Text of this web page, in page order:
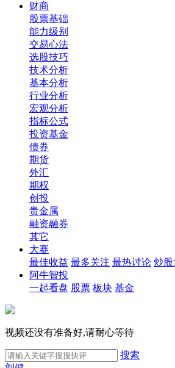
财商
股票基础
能力级别
交易心法
选股技巧
技术分析
基本分析
行业分析
宏观分析
指标公式
投资基金
债券
期货
外汇
期权
创投
贵金属
融资融券
其它
大赛
最佳收益 最多关注 最热讨论 炒股
阿牛智投
一起看盘 股票 板块 基金
视频还没有准备好,请耐心等待
搜索